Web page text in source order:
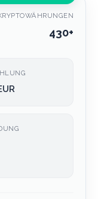
430+